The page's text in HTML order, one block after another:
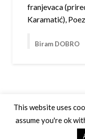
franjevaca
Karamatić),
Biram DOBRO
This website uses
assume you're ok